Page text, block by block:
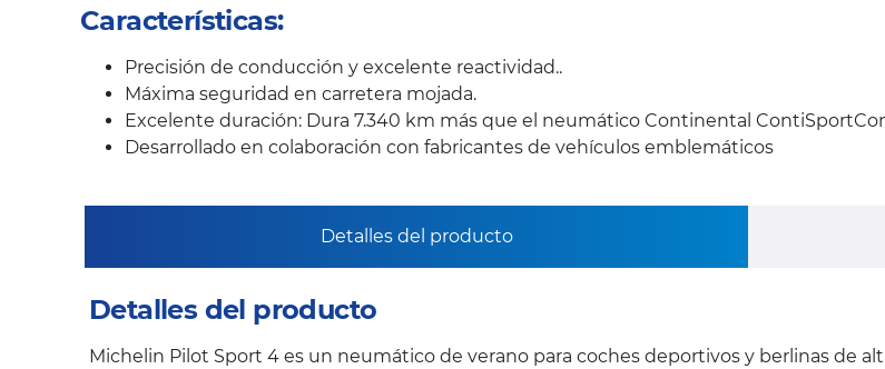
Características:
Precisión de conducción y excelente reactividad..
Máxima seguridad en carretera mojada.
Excelente duración: Dura 7.340 km más que el neumático Continental
Desarrollado en colaboración con fabricantes de vehículos emblemáticos
Detalles del producto
Detalles del producto
Michelin Pilot Sport 4 es un neumático de verano para coches deportivos y berlinas de